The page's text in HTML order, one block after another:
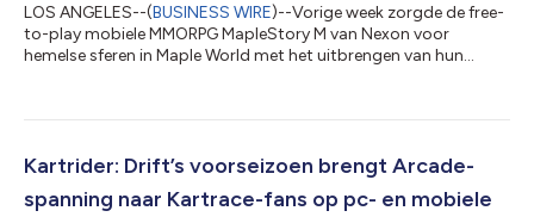
LOS ANGELES--(BUSINESS WIRE)--Vorige week zorgde de free-
to-play mobiele MMORPG MapleStory M van Nexon voor
hemelse sferen in Maple World met het uitbrengen van hun
internationale versies van MapleStory, en het karakter was ook
! Sia Astelle is de beschermer van Oort, de thuishaven van de
Kartrider: Drift’s voorseizoen brengt Arcade-
spanning naar Kartrace-fans op pc- en mobiele